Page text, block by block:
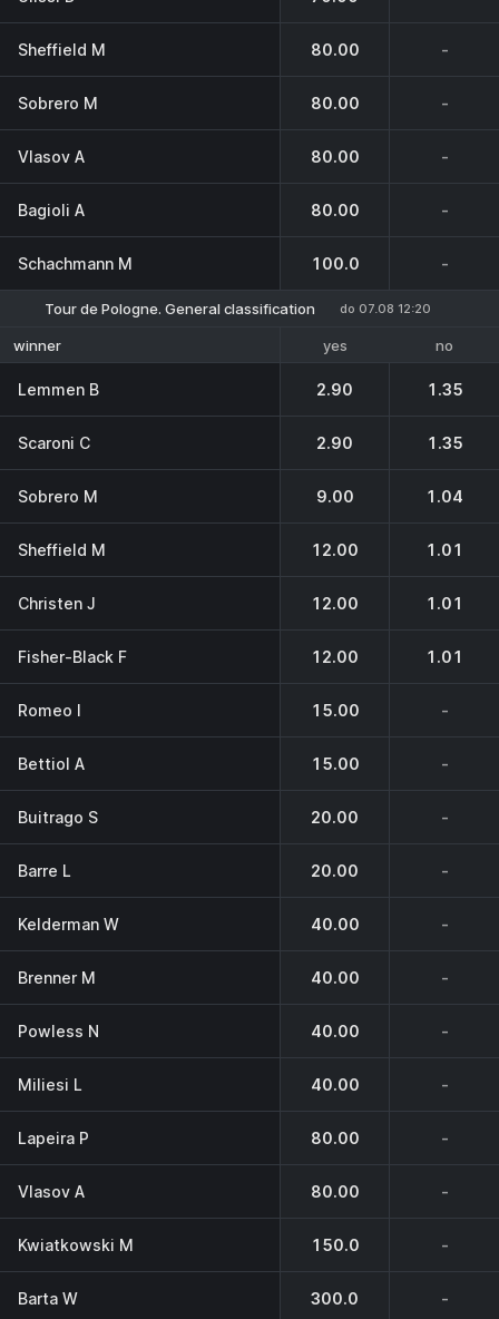
Sheffield M 80.00 -
Sobrero M 80.00 -
Vlasov A 80.00 -
Bagioli A 80.00 -
Schachmann M 100.0 -
Tour de Pologne. General classification do 07.08 12:20
winner yes no
Lemmen B 2.90 1.35
Scaroni C 2.90 1.35
Sobrero M 9.00 1.04
Sheffield M 12.00 1.01
Christen J 12.00 1.01
Fisher-Black F 12.00 1.01
Romeo I 15.00 -
Bettiol A 15.00 -
Buitrago S 20.00 -
Barre L 20.00 -
Kelderman W 40.00 -
Brenner M 40.00 -
Powless N 40.00 -
Miliesi L 40.00 -
Lapeira P 80.00 -
Vlasov A 80.00 -
Kwiatkowski M 150.0 -
Barta W 300.0 -